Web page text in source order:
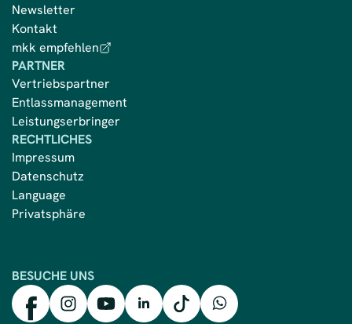
BESUCHE UNS
mkk auf Facebook
mkk auf Instagram
mkk auf YouTube
mkk auf LinkedIn
mkk auf TikTokmkk auf WhatsApp
Newsletter
Kontakt
mkk empfehlen
PARTNER
Vertriebspartner
Entlassmanagement
Leistungserbringer
RECHTLICHES
Impressum
Datenschutz
Language
Privatsphäre